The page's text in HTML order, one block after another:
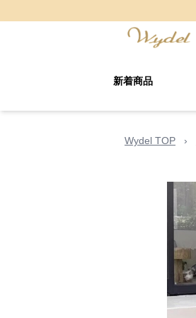
新着商品
Wydel TOP ›